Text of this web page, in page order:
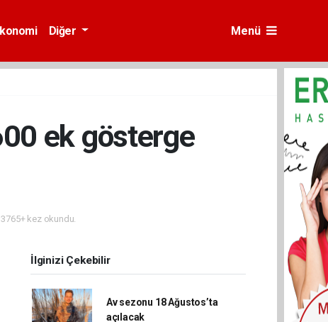
Diğer Menü
ek gösterge
kez okundu.
İlginizi Çekebilir
Av sezonu 18 Ağustos’ta
açılacak